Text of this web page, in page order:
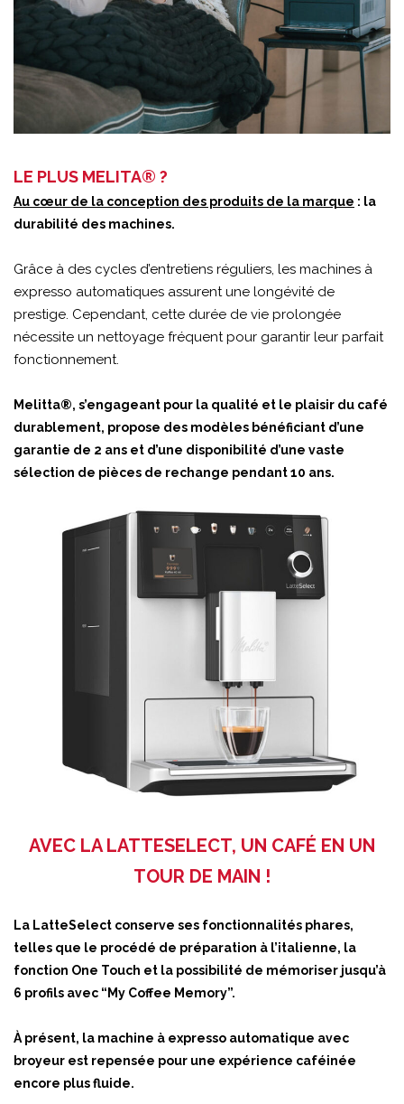
LE PLUS MELITA® ?
Au cœur de la conception des produits de la marque : la
durabilité des machines.
Grâce à des cycles d’entretiens réguliers, les machines à
expresso automatiques assurent une longévité de
prestige. Cependant, cette durée de vie prolongée
nécessite un nettoyage fréquent pour garantir leur parfait
fonctionnement.
Melitta®, s’engageant pour la qualité et le plaisir du café
durablement, propose des modèles bénéficiant d’une
garantie de 2 ans et d’une disponibilité d’une vaste
sélection de pièces de rechange pendant 10 ans.
AVEC LA LATTESELECT, UN CAFÉ EN UN
TOUR DE MAIN !
La LatteSelect conserve ses fonctionnalités phares,
telles que le procédé de préparation à l’italienne, la
fonction One Touch et la possibilité de mémoriser jusqu’à
6 profils avec “My Coffee Memory”.
À présent, la machine à expresso automatique avec
broyeur est repensée pour une expérience caféinée
encore plus fluide.